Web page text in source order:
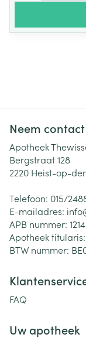
Neem
Apotheek
Bergstraat 128
2220 Heist-op-
Telefoon: 015/
E-mailadres:
APB nummer:
Apotheek titularis:
BTW nummer:
FAQ
Uw apotheek